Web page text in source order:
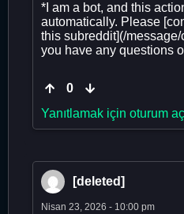
*I am a bot, and this
automatically. Please
this subreddit](/
you have any questions
0
Yanıtlamak için oturum
[deleted]
Nisan 23, 2026 - 10:00 pm